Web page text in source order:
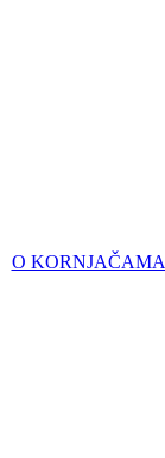
O KORNJAČAMA